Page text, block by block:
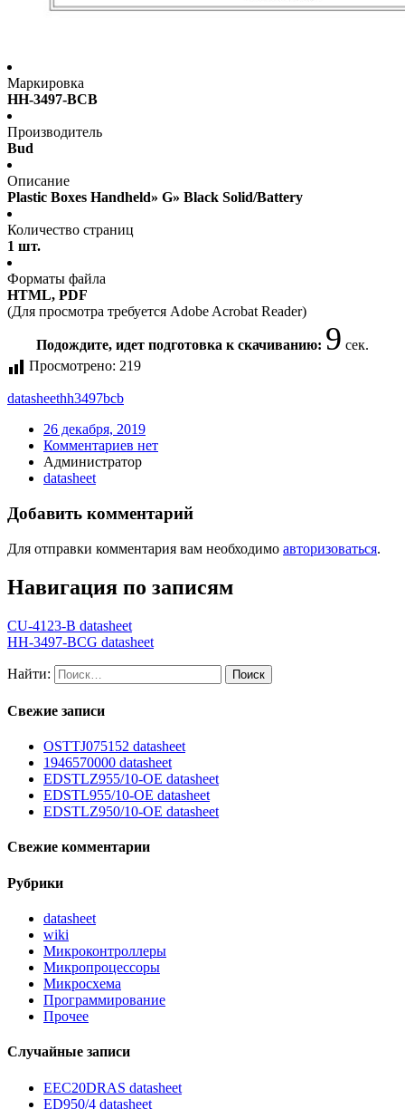
Маркировка
HH-3497-BCB
Производитель
Bud
Описание
Plastic Boxes Handheld» G» Black Solid/Battery
Количество страниц
1 шт.
Форматы файла
HTML, PDF
(Для просмотра требуется Adobe Acrobat Reader)
Подождите, идет подготовка к скачиванию: 9 сек.
Просмотрено: 219
datasheethh3497bcb
26 декабря, 2019
Комментариев нет
Администратор
datasheet
Добавить комментарий
Для отправки комментария вам необходимо авторизоваться.
Навигация по записям
CU-4123-B datasheet
HH-3497-BCG datasheet
Найти:
Свежие записи
OSTTJ075152 datasheet
1946570000 datasheet
EDSTLZ955/10-OE datasheet
EDSTL955/10-OE datasheet
EDSTLZ950/10-OE datasheet
Свежие комментарии
Рубрики
datasheet
wiki
Микроконтроллеры
Микропроцессоры
Микросхема
Программирование
Прочее
Случайные записи
EEC20DRAS datasheet
ED950/4 datasheet